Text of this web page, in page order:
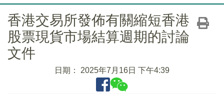
香港交易所發佈有關縮短香港
股票現貨市場結算週期的討論
文件
日期： 2025年7月16日 下午4:39